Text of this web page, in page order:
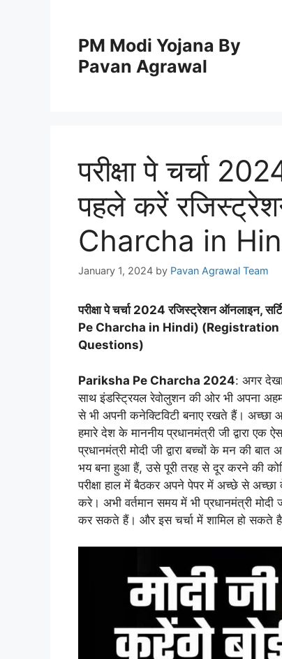
PM Modi Yojana By
Pavan Agrawal
परीक्षा पे चर्चा
पहले करें
Charcha in
January 1, 2024 by Pavan Agrawal Team
परीक्षा पे चर्चा 2024 रजिस्ट्रेशन ऑनलाइन,
Pe Charcha in Hindi) (Registration
Questions)
Pariksha Pe Charcha 2024: अगर देखा
साथ इंडस्ट्रियल रेवोलुशन की ओर भी अपना
से भी अपनी कनेक्टिविटी बनाए रखते हैं। अच्छा
हमारे देश के माननीय प्रधानमंत्री जी द्वारा एक
प्रधानमंत्री मोदी जी द्वारा बच्चों के मन की
भय बना हुआ हैं, उसे पूरी तरह से दूर करने की
परीक्षा हाल में बैठकर अपने पेपर में अच्छे से
करे। अभी वर्तमान समय में भी प्रधानमंत्री
कर सकते हैं। और इस चर्चा में शामिल हो सकते है,